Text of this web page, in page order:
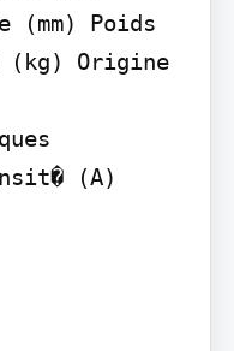
(mm) Poids
(kg) Origine
(A)